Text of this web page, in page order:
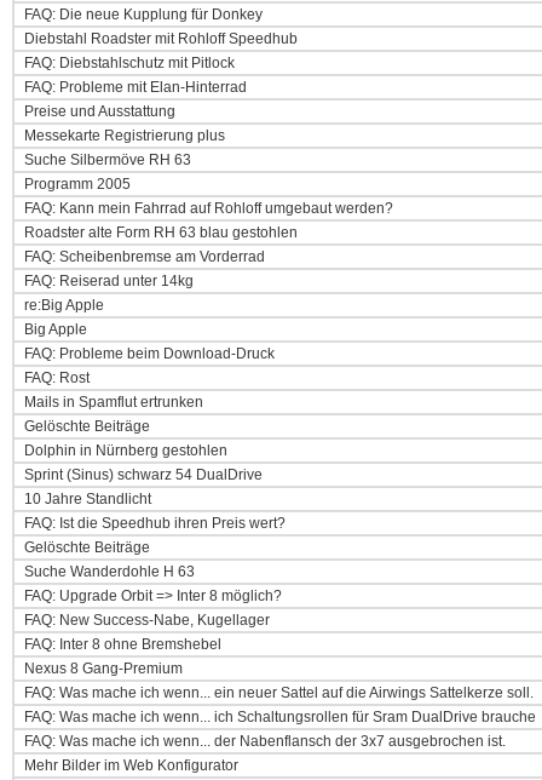
FAQ: Die neue Kupplung für Donkey
Diebstahl Roadster mit Rohloff Speedhub
FAQ: Diebstahlschutz mit Pitlock
FAQ: Probleme mit Elan-Hinterrad
Preise und Ausstattung
Messekarte Registrierung plus
Suche Silbermöve RH 63
Programm 2005
FAQ: Kann mein Fahrrad auf Rohloff umgebaut werden?
Roadster alte Form RH 63 blau gestohlen
FAQ: Scheibenbremse am Vorderrad
FAQ: Reiserad unter 14kg
re:Big Apple
Big Apple
FAQ: Probleme beim Download-Druck
FAQ: Rost
Mails in Spamflut ertrunken
Gelöschte Beiträge
Dolphin in Nürnberg gestohlen
Sprint (Sinus) schwarz 54 DualDrive
10 Jahre Standlicht
FAQ: Ist die Speedhub ihren Preis wert?
Gelöschte Beiträge
Suche Wanderdohle H 63
FAQ: Upgrade Orbit => Inter 8 möglich?
FAQ: New Success-Nabe, Kugellager
FAQ: Inter 8 ohne Bremshebel
Nexus 8 Gang-Premium
FAQ: Was mache ich wenn... ein neuer Sattel auf die Airwings Sattelkerze soll.
FAQ: Was mache ich wenn... ich Schaltungsrollen für Sram DualDrive brauche
FAQ: Was mache ich wenn... der Nabenflansch der 3x7 ausgebrochen ist.
Mehr Bilder im Web Konfigurator